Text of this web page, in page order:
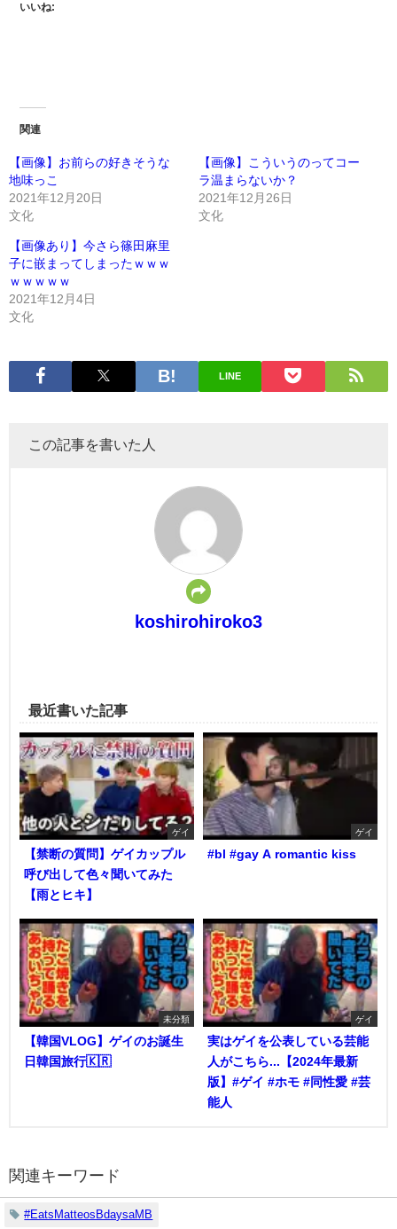
いいね:
関連
【画像】お前らの好きそうな
地味っこ
2021年12月20日
文化
【画像】こういうのってコー
ラ温まらないか？
2021年12月26日
文化
【画像あり】今さら篠田麻里
子に嵌まってしまったｗｗｗ
ｗｗｗｗｗ
2021年12月4日
文化
LINE
この記事を書いた人
koshirohiroko3
最近書いた記事
ゲイ
【禁断の質問】ゲイカップル
呼び出して色々聞いてみた
【雨とヒキ】
ゲイ
#bl #gay A romantic kiss
未分類
【韓国VLOG】ゲイのお誕生
日韓国旅行🇰🇷
ゲイ
実はゲイを公表している芸能
人がこちら...【2024年最新
版】#ゲイ #ホモ #同性愛 #芸
能人
関連キーワード
#EatsMatteosBdaysaMB